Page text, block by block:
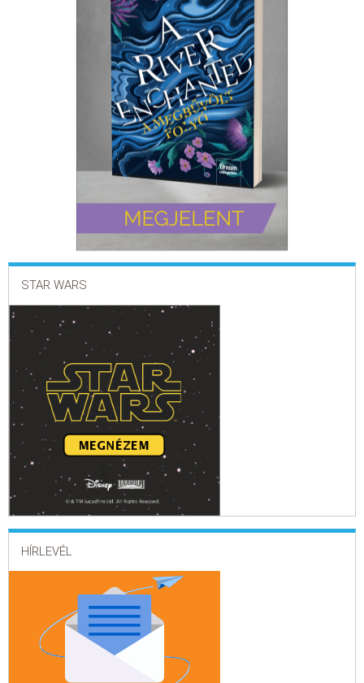
STAR WARS
HÍRLEVÉL